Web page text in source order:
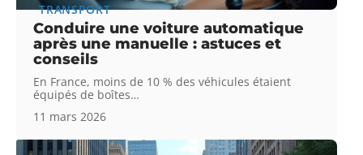
TRANSPORT
Conduire une voiture automatique
après une manuelle : astuces et
conseils
En France, moins de 10 % des véhicules étaient
équipés de boîtes…
11 mars 2026